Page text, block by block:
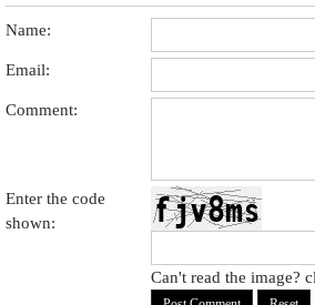
Name:
Email:
Comment:
Enter the code
shown:
Can't read the image?